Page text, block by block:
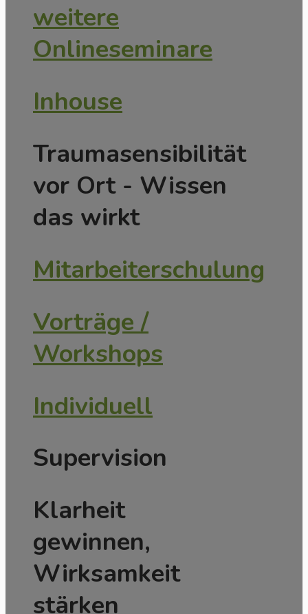
weitere
Onlineseminare
Inhouse
Traumasensibilität
vor Ort - Wissen
das wirkt
Mitarbeiterschulung
Vorträge /
Workshops
Individuell
Supervision
Klarheit
gewinnen,
Wirksamkeit
stärken